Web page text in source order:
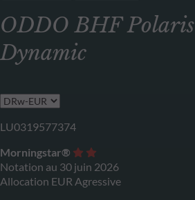
ODDO BHF Polaris
Dynamic
LU0319577374
Morningstar®
Notation au 30 juin 2026
Allocation EUR Agressive